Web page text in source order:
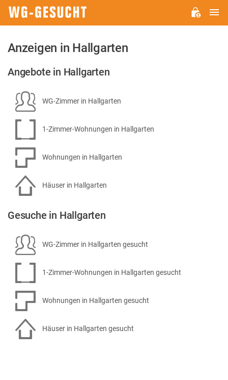
Anzeigen in Hallgarten
Angebote in Hallgarten
WG-Zimmer in Hallgarten
1-Zimmer-Wohnungen in Hallgarten
Wohnungen in Hallgarten
Häuser in Hallgarten
Gesuche in Hallgarten
WG-Zimmer in Hallgarten gesucht
1-Zimmer-Wohnungen in Hallgarten gesucht
Wohnungen in Hallgarten gesucht
Häuser in Hallgarten gesucht